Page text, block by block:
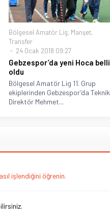
Bölgesel Amatör Lig, Manşet,
Transfer
24 Ocak 2018 09:27
Gebzespor’da yeni Hoca belli
oldu
Bölgesel Amatör Lig 11. Grup
ekiplerinden Gebzespor’da Teknik
Direktör Mehmet...
işlendiğini öğrenin.